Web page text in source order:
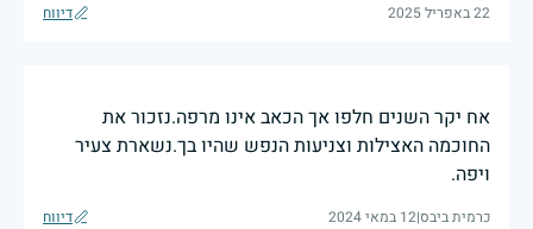
22 באפריל 2025 דיווח
אח יקר השנים חלפו אך הכאב אינו מרפה.נזכור את
החוכמה האצילות וצניעות הנפש שהיו בך.נשארת צעיר
ויפה.
כרמית ביבס|12 במאי 2024 דיווח